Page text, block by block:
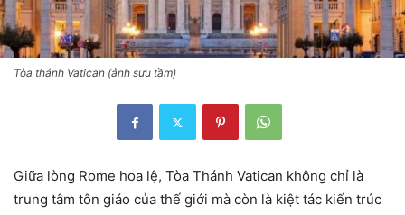
Tòa thánh Vatican (ảnh sưu tầm)
Giữa lòng Rome hoa lệ, Tòa Thánh Vatican không chỉ là
trung tâm tôn giáo của thế giới mà còn là kiệt tác kiến trúc